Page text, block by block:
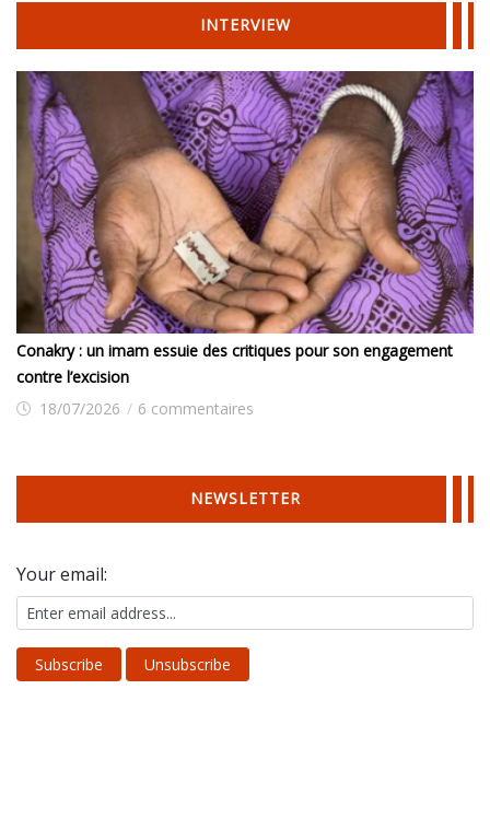
INTERVIEW
Conakry : un imam essuie des critiques pour son engagement
contre l’excision
18/07/2026 / 6 commentaires
NEWSLETTER
Your email: